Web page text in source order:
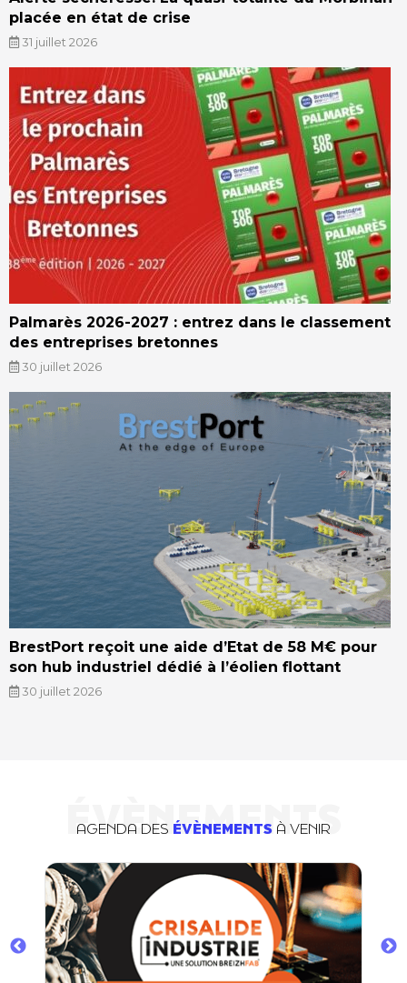
placée en état de crise
31 juillet 2026
Palmarès 2026-2027 : entrez dans le classement
des entreprises bretonnes
30 juillet 2026
BrestPort reçoit une aide d’Etat de 58 M€ pour
son hub industriel dédié à l’éolien flottant
30 juillet 2026
ÉVÈNEMENTS
AGENDA DES ÉVÈNEMENTS À VENIR